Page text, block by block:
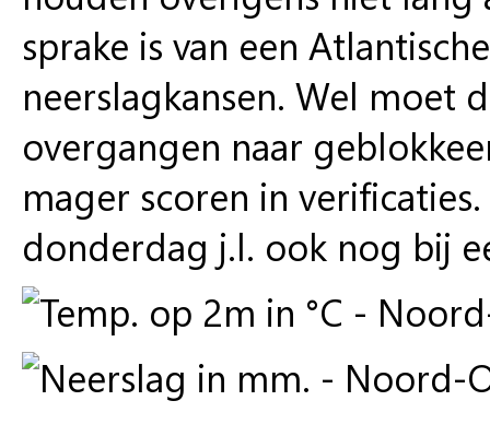
sprake is van een
neerslagkansen. Wel moet
overgangen naar
mager scoren in
donderdag j.l. ook nog bij